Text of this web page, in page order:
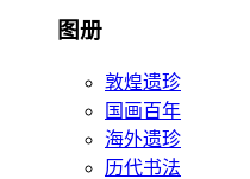
图册
敦煌遗珍
国画百年
海外遗珍
历代书法